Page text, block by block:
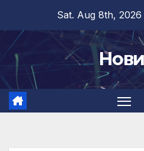
content
Sat. Aug 8th, 2026